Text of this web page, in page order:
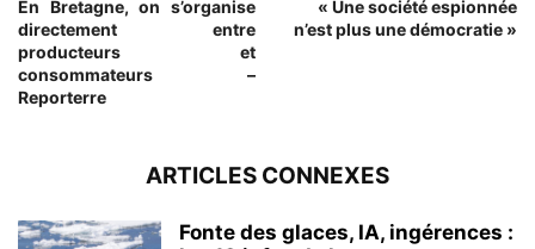
En Bretagne, on s’organise
directement entre
producteurs et
consommateurs –
Reporterre
« Une société espionnée
n’est plus une démocratie »
ARTICLES CONNEXES
Fonte des glaces, IA, ingérences :